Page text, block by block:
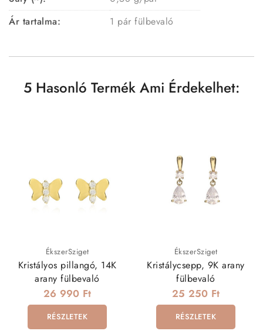
Ár tartalma:
1 pár fülbevaló
5 Hasonló Termék Ami Érdekelhet:
ÉkszerSziget
Kristályos pillangó, 14K
arany fülbevaló
26 990 Ft
RÉSZLETEK
ÉkszerSziget
Kristálycsepp, 9K arany
fülbevaló
25 250 Ft
RÉSZLETEK